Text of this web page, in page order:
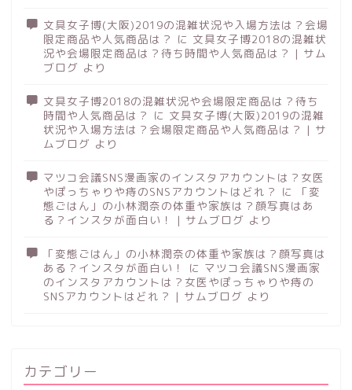
文具女子博(大阪)2019の混雑状況や入場方法は？会場
限定商品や人気商品は？ に 文具女子博2018の混雑状
況や会場限定商品は？待ち時間や人気商品は？ | サム
ブログ より
文具女子博2018の混雑状況や会場限定商品は？待ち
時間や人気商品は？ に 文具女子博(大阪)2019の混雑
状況や入場方法は？会場限定商品や人気商品は？ | サ
ムブログ より
マツコ会議SNS漫画家のインスタアカウントは？女医
やぽっちゃりや痔のSNSアカウントはどれ？ に
「変
態ごはん」の小林潤奈の体重や家族は？顔写真はあ
る？インスタが面白い！ | サムブログ より
「変態ごはん」の小林潤奈の体重や家族は？顔写真は
ある？インスタが面白い！
に マツコ会議SNS漫画家
のインスタアカウントは？女医やぽっちゃりや痔の
SNSアカウントはどれ？ | サムブログ より
カテゴリー